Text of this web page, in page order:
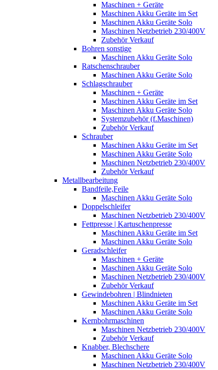
Maschinen + Geräte
Maschinen Akku Geräte im Set
Maschinen Akku Geräte Solo
Maschinen Netzbetrieb 230/400V
Zubehör Verkauf
Bohren sonstige
Maschinen Akku Geräte Solo
Ratschenschrauber
Maschinen Akku Geräte Solo
Schlagschrauber
Maschinen + Geräte
Maschinen Akku Geräte im Set
Maschinen Akku Geräte Solo
Systemzubehör (f.Maschinen)
Zubehör Verkauf
Schrauber
Maschinen Akku Geräte im Set
Maschinen Akku Geräte Solo
Maschinen Netzbetrieb 230/400V
Zubehör Verkauf
Metallbearbeitung
Bandfeile,Feile
Maschinen Akku Geräte Solo
Doppelschleifer
Maschinen Netzbetrieb 230/400V
Fettpresse | Kartuschenpresse
Maschinen Akku Geräte im Set
Maschinen Akku Geräte Solo
Geradschleifer
Maschinen + Geräte
Maschinen Akku Geräte Solo
Maschinen Netzbetrieb 230/400V
Zubehör Verkauf
Gewindebohren | Blindnieten
Maschinen Akku Geräte im Set
Maschinen Akku Geräte Solo
Kernbohrmaschinen
Maschinen Netzbetrieb 230/400V
Zubehör Verkauf
Knabber, Blechschere
Maschinen Akku Geräte Solo
Maschinen Netzbetrieb 230/400V